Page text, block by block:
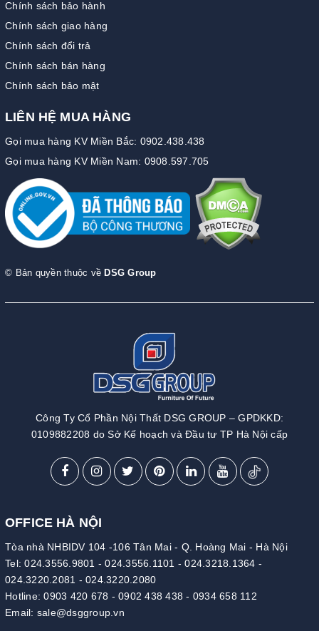
Chính sách bảo hành
Chính sách giao hàng
Chính sách đổi trả
Chính sách bán hàng
Chính sách bảo mật
LIÊN HỆ MUA HÀNG
Gọi mua hàng KV Miền Bắc: 0902.438.438
Gọi mua hàng KV Miền Nam: 0908.597.705
© Bản quyền thuộc về DSG Group
Công Ty Cổ Phần Nội Thất DSG GROUP – GPDKKD:
0109882208 do Sở Kế hoạch và Đầu tư TP Hà Nội cấp
OFFICE HÀ NỘI
Tòa nhà NHBIDV 104 -106 Tân Mai - Q. Hoàng Mai - Hà Nội
Tel:024.3556.9801 -024.3556.1101 -024.3218.1364 -
024.3220.2081 - 024.3220.2080
Hotline:0903 420 678 - 0902 438 438 - 0934 658 112
Email: sale@dsggroup.vn